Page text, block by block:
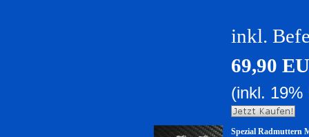
inkl.
69,90
(inkl.
Spezial Radmuttern